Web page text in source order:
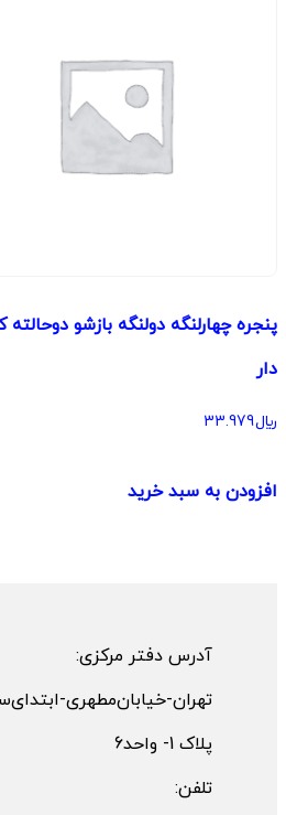
پنجره چهارلنگه دولنگه بازشو دوحالته
دار
﷼33.979
افزودن به سبد خرید
آدرس دفتر مرکزی:
تهران-خیابان‌مطهری-
پلاک 1- واحد6
تلفن: